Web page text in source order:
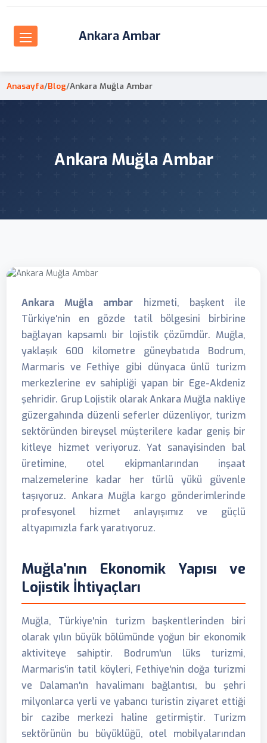
Ankara Ambar
Anasayfa/Blog/Ankara Muğla Ambar
Ankara Muğla Ambar
Ankara Muğla ambar hizmeti, başkent ile
Türkiye'nin en gözde tatil bölgesini birbirine
bağlayan kapsamlı bir lojistik çözümdür. Muğla,
yaklaşık 600 kilometre güneybatıda Bodrum,
Marmaris ve Fethiye gibi dünyaca ünlü turizm
merkezlerine ev sahipliği yapan bir Ege-Akdeniz
şehridir. Grup Lojistik olarak Ankara Muğla nakliye
güzergahında düzenli seferler düzenliyor, turizm
sektöründen bireysel müşterilere kadar geniş bir
kitleye hizmet veriyoruz. Yat sanayisinden bal
üretimine, otel ekipmanlarından inşaat
malzemelerine kadar her türlü yükü güvenle
taşıyoruz. Ankara Muğla kargo gönderimlerinde
profesyonel hizmet anlayışımız ve güçlü
altyapımızla fark yaratıyoruz.
Muğla'nın Ekonomik Yapısı ve
Lojistik İhtiyaçları
Muğla, Türkiye'nin turizm başkentlerinden biri
olarak yılın büyük bölümünde yoğun bir ekonomik
aktiviteye sahiptir. Bodrum'un lüks turizmi,
Marmaris'in tatil köyleri, Fethiye'nin doğa turizmi
ve Dalaman'ın havalimanı bağlantısı, bu şehri
milyonlarca yerli ve yabancı turistin ziyaret ettiği
bir cazibe merkezi haline getirmiştir. Turizm
sektörünün bu büyüklüğü, otel mobilyalarından